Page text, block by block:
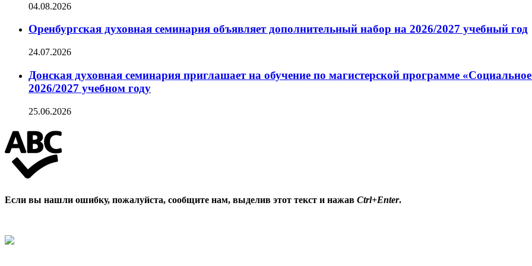
04.08.2026
Оренбургская духовная семинария объявляет дополнительный набор на 2026/2027 учебный год
24.07.2026
Донская духовная семинария приглашает на обучение по магистерской программе
2026/2027 учебном году
25.06.2026
Если вы нашли ошибку, пожалуйста, сообщите нам, выделив этот текст и нажав Ctrl+Enter.